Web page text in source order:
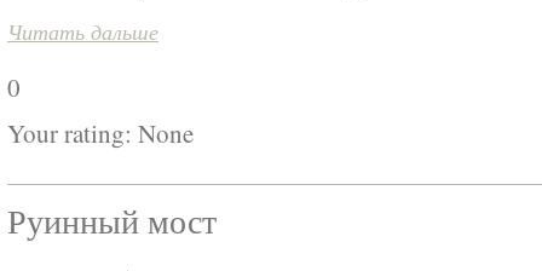
Читать дальше
0
Your rating: None
Руинный мост